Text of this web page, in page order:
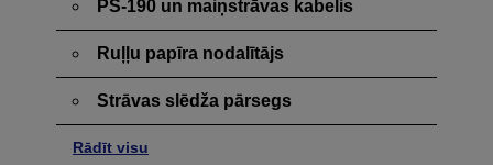
PS-190 un maiņstrāvas kabelis
Ruļļu papīra nodalītājs
Strāvas slēdža pārsegs
Rādīt visu